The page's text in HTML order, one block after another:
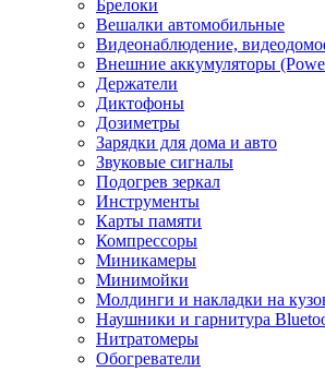
Брелоки
Вешалки автомобильные
Видеонаблюдение,
Внешние аккумуляторы
Держатели
Диктофоны
Дозиметры
Зарядки для дома и авто
Звуковые сигналы
Подогрев зеркал
Инструменты
Карты памяти
Компрессоры
Миникамеры
Минимойки
Молдинги и накладки на
Наушники и гарнитура
Нитратомеры
Обогреватели